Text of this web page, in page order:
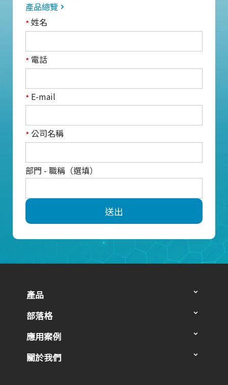
產品總覽
*姓名
* 電話
* E-mail
* 公司名稱
部門 - 職稱（選填）
送出
產品
部落格
應用案例
關於我們